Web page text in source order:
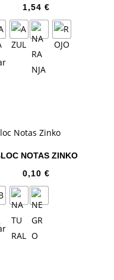
1,54€
NOTAS ZINKO
0,10€